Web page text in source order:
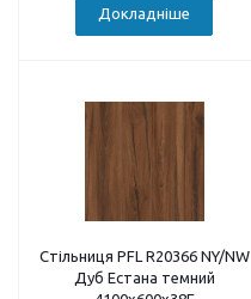
Докладніше
Стільниця PFL R20366 NY/NW
Дуб Естана темний